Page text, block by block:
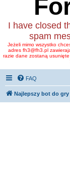
I have closed
spam
Jeżeli mimo wszystko
adres fh3@fh3.pl
razie dane zostaną
FAQ
Najlepszy bot do gry